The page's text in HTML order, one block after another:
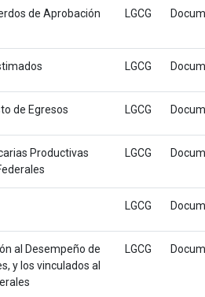
de Aprobación
LGCG
LGCG
de Egresos LGCG
Productivas
LGCG
LGCG
al Desempeño de
y los vinculados al
LGCG